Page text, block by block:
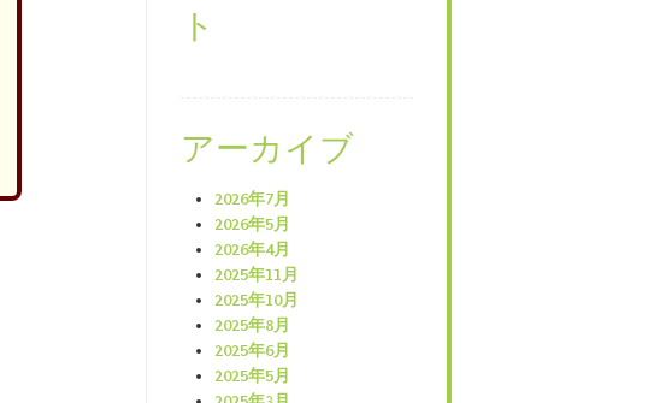
ト
アーカイブ
2026年7月
2026年5月
2026年4月
2025年11月
2025年10月
2025年8月
2025年6月
2025年5月